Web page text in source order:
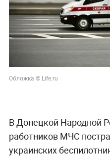
Обложка © Life.ru
В Донецкой Народной
работников МЧС
украинских